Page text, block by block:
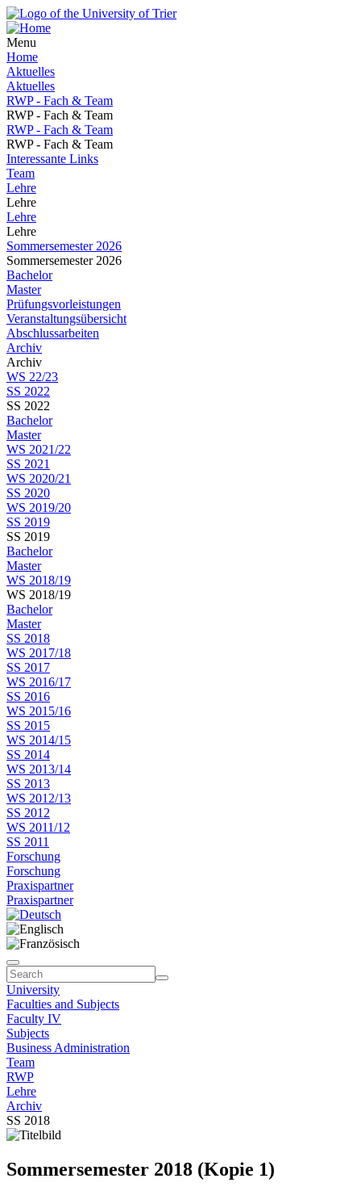
Menu
Home
Aktuelles
Aktuelles
RWP - Fach & Team
RWP - Fach & Team
RWP - Fach & Team
RWP - Fach & Team
Interessante Links
Team
Lehre
Lehre
Lehre
Lehre
Sommersemester 2026
Sommersemester 2026
Bachelor
Master
Prüfungsvorleistungen
Veranstaltungsübersicht
Abschlussarbeiten
Archiv
Archiv
WS 22/23
SS 2022
SS 2022
Bachelor
Master
WS 2021/22
SS 2021
WS 2020/21
SS 2020
WS 2019/20
SS 2019
SS 2019
Bachelor
Master
WS 2018/19
WS 2018/19
Bachelor
Master
SS 2018
WS 2017/18
SS 2017
WS 2016/17
SS 2016
WS 2015/16
SS 2015
WS 2014/15
SS 2014
WS 2013/14
SS 2013
WS 2012/13
SS 2012
WS 2011/12
SS 2011
Forschung
Forschung
Praxispartner
Praxispartner
University
Faculties and Subjects
Faculty IV
Subjects
Business Administration
Team
RWP
Lehre
Archiv
SS 2018
Sommersemester 2018 (Kopie 1)